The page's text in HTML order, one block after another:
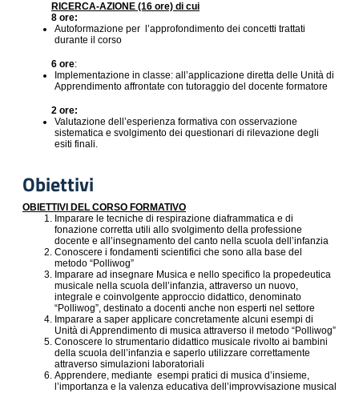
RICERCA-AZIONE (16 ore) di cui
8 ore:
Autoformazione per l’approfondimento dei concetti trattati
durante il corso
6 ore:
Implementazione in classe: all’applicazione diretta delle Unità di
Apprendimento affrontate con tutoraggio del docente formatore
2 ore:
Valutazione dell’esperienza formativa con osservazione
sistematica e svolgimento dei questionari di rilevazione degli
esiti finali.
Obiettivi
OBIETTIVI DEL CORSO FORMATIVO
Imparare le tecniche di respirazione diaframmatica e di
fonazione corretta utili allo svolgimento della professione
docente e all’insegnamento del canto nella scuola dell’infanzia
Conoscere i fondamenti scientifici che sono alla base del
metodo “Polliwog”
Imparare ad insegnare Musica e nello specifico la propedeutica
musicale nella scuola dell’infanzia, attraverso un nuovo,
integrale e coinvolgente approccio didattico, denominato
“Polliwog”, destinato a docenti anche non esperti nel settore
Imparare a saper applicare concretamente alcuni esempi di
Unità di Apprendimento di musica attraverso il metodo “Polliwog”
Conoscere lo strumentario didattico musicale rivolto ai bambini
della scuola dell’infanzia e saperlo utilizzare correttamente
attraverso simulazioni laboratoriali
Apprendere, mediante esempi pratici di musica d’insieme,
l’importanza e la valenza educativa dell’improvvisazione musical